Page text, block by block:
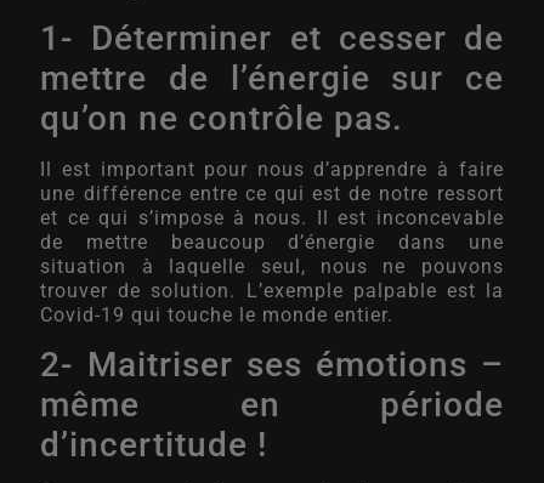
1- Déterminer et cesser de
mettre de l’énergie sur ce
qu’on ne contrôle pas.
Il est important pour nous d’apprendre à faire
une différence entre ce qui est de notre ressort
et ce qui s’impose à nous. Il est inconcevable
de mettre beaucoup d’énergie dans une
situation à laquelle seul, nous ne pouvons
trouver de solution. L’exemple palpable est la
Covid-19 qui touche le monde entier.
2- Maitriser ses émotions –
même en période
d’incertitude !